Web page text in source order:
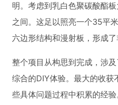
明。考虑到乳白色聚碳酸酯
之间。这足以照亮一个35平
六边形结构和漫射板，形成
整个项目从构思到完成，涉
综合的DIY体验。最大的收获
些具体问题过程中积累的经